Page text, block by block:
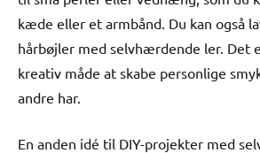
kæde eller et armbånd. Du kan også
hårbøjler med selvhærdende ler. Det
kreativ måde at skabe personlige
andre har.
En anden idé til DIY-projekter med